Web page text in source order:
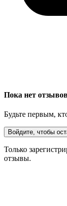
Пока нет
Будьте первым,
Войдите, чтобы
Только
отзывы.